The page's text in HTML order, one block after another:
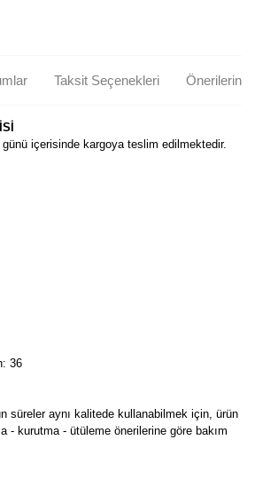
Taksit Seçenekleri Önerileriniz
içerisinde kargoya teslim edilmektedir.
36
süreler aynı kalitede kullanabilmek için, ürün
- kurutma - ütüleme önerilerine göre bakım